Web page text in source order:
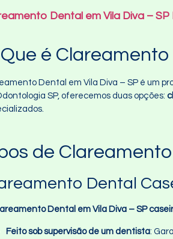
Dental em Vila Diva –
é
Dental em Vila Diva – SP é um
SP, oferecemos duas opções:
de
Dental
Dental em Vila Diva – SP
Feito sob supervisão de um dentista: